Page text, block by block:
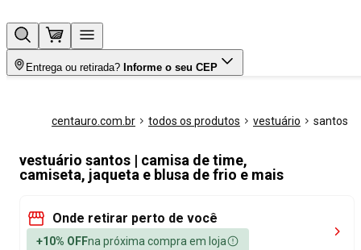
Entrega ou retirada? Informe o seu CEP
centauro.com.br todos os produtos vestuário santos
vestuário santos | camisa de time,
camiseta, jaqueta e blusa de frio e mais
Onde retirar perto de você
+10% OFFna próxima compra em loja